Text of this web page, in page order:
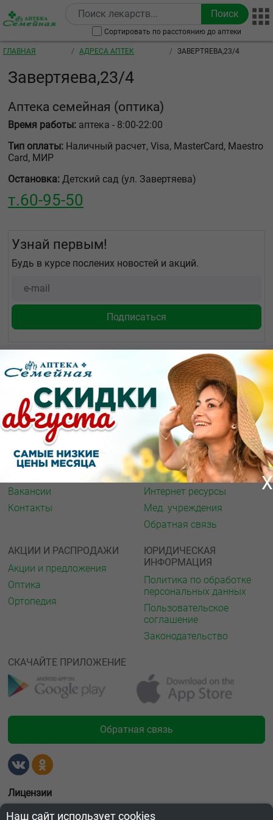
Сортировать по расстоянию до аптеки
Строка навигации
ГЛАВНАЯ АДРЕСА АПТЕК ЗАВЕРТЯЕВА,23/4
Завертяева,23/4
Аптека семейная (оптика)
Время работы: аптека - 8:00-22:00
Тип оплаты: Наличный расчет, Visa, MasterCard, Maestro
Card, МИР
Остановка: Детский сад (ул. Завертяева)
т.60-95-50
Узнай первым!
Будь в курсе послених новостей и акций.
X
О КОМПАНИИ
О нас
Архив акций
Вакансии
Контакты
ИНФОРМАЦИЯ
Аптечная справка
Адреса аптек
Спорт и фитнес
Газета
Интернет ресурсы
Мед. учреждения
Обратная связь
АКЦИИ И РАСПРОДАЖИ
Акции и предложения
Оптика
Ортопедия
ЮРИДИЧЕСКАЯ
ИНФОРМАЦИЯ
Политика по обработке
персональных данных
Пользовательское
соглашение
Законодательство
СКАЧАЙТЕ ПРИЛОЖЕНИЕ
Обратная связь
Лицензии
Наш сайт использует cookies